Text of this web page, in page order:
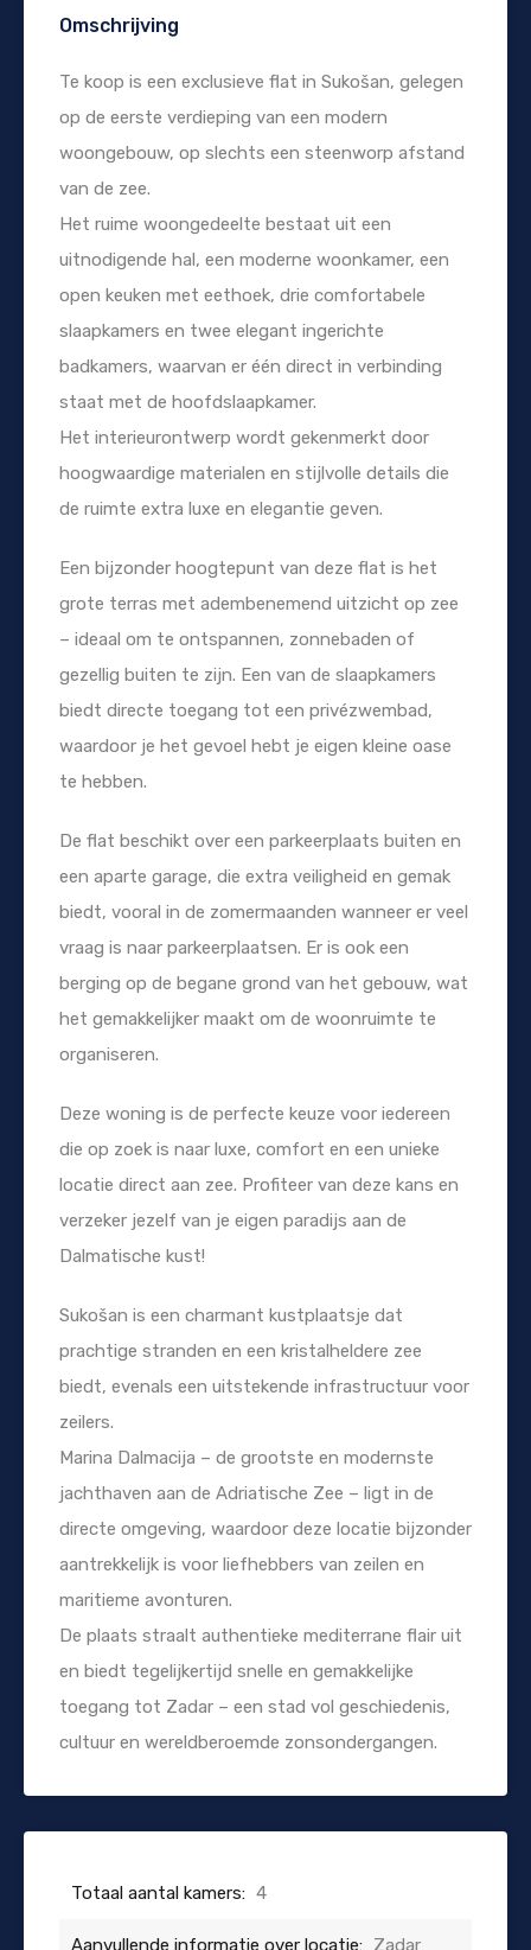
Omschrijving
Te koop is een exclusieve flat in Sukošan, gelegen
op de eerste verdieping van een modern
woongebouw, op slechts een steenworp afstand
van de zee.
Het ruime woongedeelte bestaat uit een
uitnodigende hal, een moderne woonkamer, een
open keuken met eethoek, drie comfortabele
slaapkamers en twee elegant ingerichte
badkamers, waarvan er één direct in verbinding
staat met de hoofdslaapkamer.
Het interieurontwerp wordt gekenmerkt door
hoogwaardige materialen en stijlvolle details die
de ruimte extra luxe en elegantie geven.
Een bijzonder hoogtepunt van deze flat is het
grote terras met adembenemend uitzicht op zee
– ideaal om te ontspannen, zonnebaden of
gezellig buiten te zijn. Een van de slaapkamers
biedt directe toegang tot een privézwembad,
waardoor je het gevoel hebt je eigen kleine oase
te hebben.
De flat beschikt over een parkeerplaats buiten en
een aparte garage, die extra veiligheid en gemak
biedt, vooral in de zomermaanden wanneer er veel
vraag is naar parkeerplaatsen. Er is ook een
berging op de begane grond van het gebouw, wat
het gemakkelijker maakt om de woonruimte te
organiseren.
Deze woning is de perfecte keuze voor iedereen
die op zoek is naar luxe, comfort en een unieke
locatie direct aan zee. Profiteer van deze kans en
verzeker jezelf van je eigen paradijs aan de
Dalmatische kust!
Sukošan is een charmant kustplaatsje dat
prachtige stranden en een kristalheldere zee
biedt, evenals een uitstekende infrastructuur voor
zeilers.
Marina Dalmacija – de grootste en modernste
jachthaven aan de Adriatische Zee – ligt in de
directe omgeving, waardoor deze locatie bijzonder
aantrekkelijk is voor liefhebbers van zeilen en
maritieme avonturen.
De plaats straalt authentieke mediterrane flair uit
en biedt tegelijkertijd snelle en gemakkelijke
toegang tot Zadar – een stad vol geschiedenis,
cultuur en wereldberoemde zonsondergangen.
Totaal aantal kamers: 4
Aanvullende informatie over locatie: Zadar